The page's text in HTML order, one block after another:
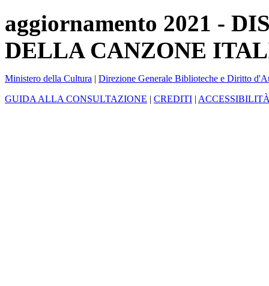
aggiornamento 2021 -
DELLA CANZONE
Ministero della Cultura | Direzione Generale Biblioteche e Diritto
GUIDA ALLA CONSULTAZIONE | CREDITI |